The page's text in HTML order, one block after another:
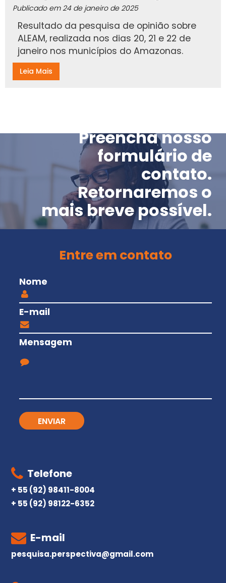
Publicado em24 de janeiro de 2025
Resultado da pesquisa de opinião sobre
ALEAM, realizada nos dias 20, 21 e 22 de
janeiro nos municípios do Amazonas.
Leia Mais
Preencha nosso
formulário de
contato.
Retornaremos o
mais breve possível.
Entre em contato
Nome
E-mail
Mensagem
Telefone
+ 55 (92) 98411-8004
+ 55 (92) 98122-6352
E-mail
pesquisa.perspectiva@gmail.com